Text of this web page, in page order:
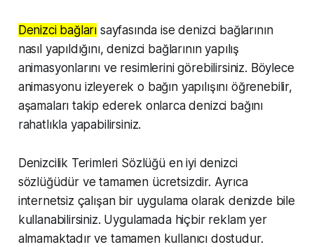
Denizci bağları sayfasında ise denizci bağlarının
nasıl yapıldığını, denizci bağlarının yapılış
animasyonlarını ve resimlerini görebilirsiniz. Böylece
animasyonu izleyerek o bağın yapılışını öğrenebilir,
aşamaları takip ederek onlarca denizci bağını
rahatlıkla yapabilirsiniz.
Denizcilik Terimleri Sözlüğü en iyi denizci
sözlüğüdür ve tamamen ücretsizdir. Ayrıca
internetsiz çalışan bir uygulama olarak denizde bile
kullanabilirsiniz. Uygulamada hiçbir reklam yer
almamaktadır ve tamamen kullanıcı dostudur.